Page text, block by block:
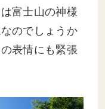
富士山の神様
のでしょうか
表情にも緊張